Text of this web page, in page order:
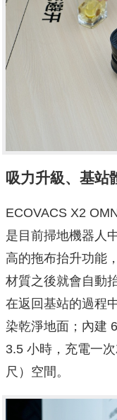
吸力升級、基站
ECOVACS X2
是目前掃地機器人
高的拖布抬升功能
材質之後就會自動
在返回基站的過程
染乾淨地面；內建
3.5 小時，充電一
尺）空間。